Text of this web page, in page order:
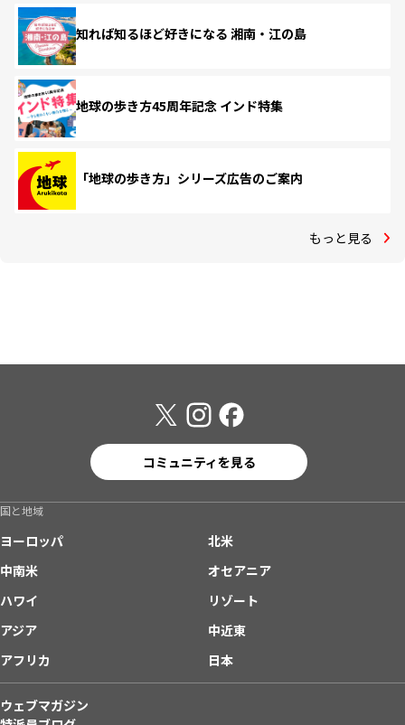
知れば知るほど好きになる 湘南・江の島
地球の歩き方45周年記念 インド特集
「地球の歩き方」シリーズ広告のご案内
もっと見る
コミュニティを見る
国と地域
ヨーロッパ
北米
中南米
オセアニア
ハワイ
リゾート
アジア
中近東
アフリカ
日本
ウェブマガジン